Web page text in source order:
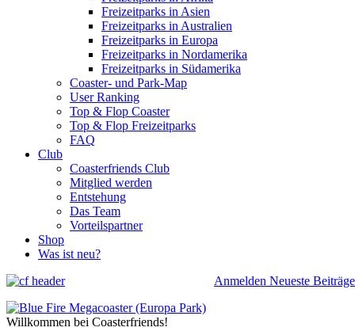
Freizeitparks in Asien
Freizeitparks in Australien
Freizeitparks in Europa
Freizeitparks in Nordamerika
Freizeitparks in Südamerika
Coaster- und Park-Map
User Ranking
Top & Flop Coaster
Top & Flop Freizeitparks
FAQ
Club
Coasterfriends Club
Mitglied werden
Entstehung
Das Team
Vorteilspartner
Shop
Was ist neu?
Anmelden Neueste Beiträge
Willkommen bei Coasterfriends!